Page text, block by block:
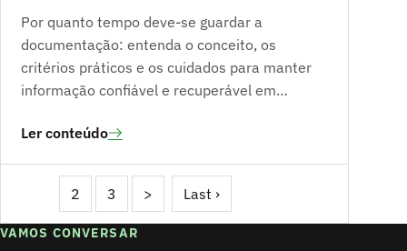
Por quanto tempo deve-se guardar a
documentação: entenda o conceito, os
critérios práticos e os cuidados para manter
informação confiável e recuperável em…
Ler conteúdo
2 3 > Last ›
VAMOS CONVERSAR